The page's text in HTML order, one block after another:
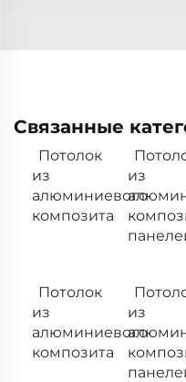
Связанные
Потолок
из
алюминиевого
композита
из
Потолок
из
алюминиевого
композита
из